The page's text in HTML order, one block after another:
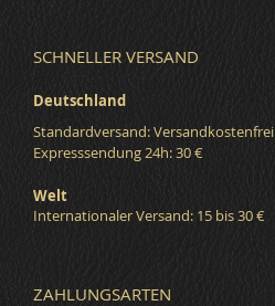
SCHNELLER VERSAND
Deutschland
Standardversand: Versandkostenfrei
Expresssendung 24h: 30 €
Welt
Internationaler Versand: 15 bis 30 €
ZAHLUNGSARTEN